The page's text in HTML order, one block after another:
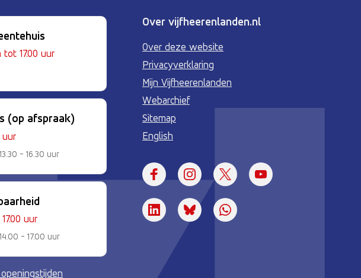
17.00 uur
(op afspraak)
uur
- 16.30 uur
uur
- 17.00 uur
Over vijfheerenlanden.nl
Over deze website
Privacyverklaring
Mijn Vijfheerenlanden
Webarchief
Sitemap
English